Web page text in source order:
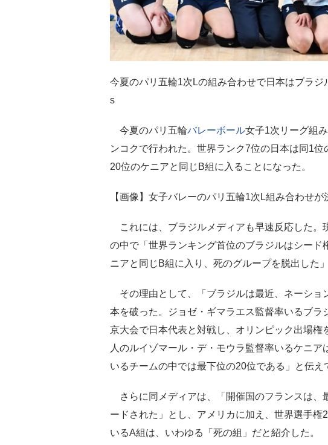
今夏のパリ五輪1次Lの組み合わせで日本はブラ
s
今夏のパリ五輪バレーボール女子1次リーグ組
ンコクで行われた。世界ランク7位の日本は同1
20位のケニアと同じB組に入ることになった。
【画像】女子バレーのパリ五輪1次L組み合わせ
これには、ブラジルメディアも早速反応した。
の中で「世界ランキング首位のブラジルはシード
ニアと同じB組に入り、死のグループを脱出した
その理由として、「ブラジルは最近、ネーショ
本を破った。ジョゼ・ギマラエス監督率いるブラ
京大会で日本代表と対戦し、オリンピック出場権
人のルイゾマール・デ・モウラ監督率いるケニ
いるチームの中では最下位の20位である」と伝え
さらに同メディアは、「開催国のフランスは、
ードされた」とし、アメリカに加え、世界選手
いるA組は、いわゆる「死の組」だと紹介した。